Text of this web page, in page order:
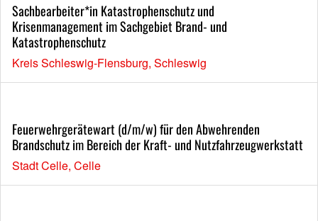
Sachbearbeiter*in Katastrophenschutz und
Krisenmanagement im Sachgebiet Brand- und
Katastrophenschutz
Kreis Schleswig-Flensburg, Schleswig
Feuerwehrgerätewart (d/m/w) für den Abwehrenden
Brandschutz im Bereich der Kraft- und Nutzfahrzeugwerkstatt
Stadt Celle, Celle